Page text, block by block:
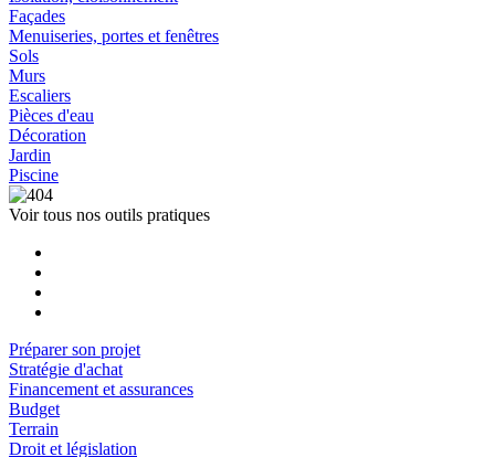
Façades
Menuiseries, portes et fenêtres
Sols
Murs
Escaliers
Pièces d'eau
Décoration
Jardin
Piscine
Voir tous nos outils pratiques
Préparer son projet
Stratégie d'achat
Financement et assurances
Budget
Terrain
Droit et législation